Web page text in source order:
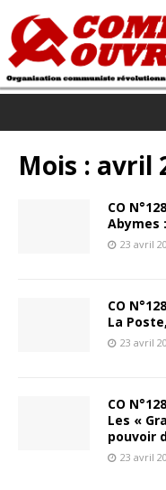
Mois : avril
CO
Abymes
23 avril
CO
La
23 avril
CO
Les «
pouvoir
23 avril